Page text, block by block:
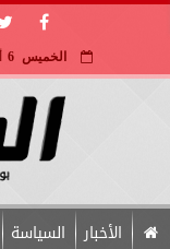
الخميس 6
الأخبار السياسة